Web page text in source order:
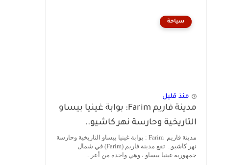
سياحة
منذ قليل
مدينة فاريم Farim: بوابة غينيا بيساو
التاريخية وحارسة نهر كاشيو..
مدينة فاريم Farim : بوابة غينيا بيساو التاريخية وحارسة
نهر كاشيو.. تقع مدينة فاريم (Farim) في شمال
جمهورية غينيا بيساو ، وهي واحدة من أعر...